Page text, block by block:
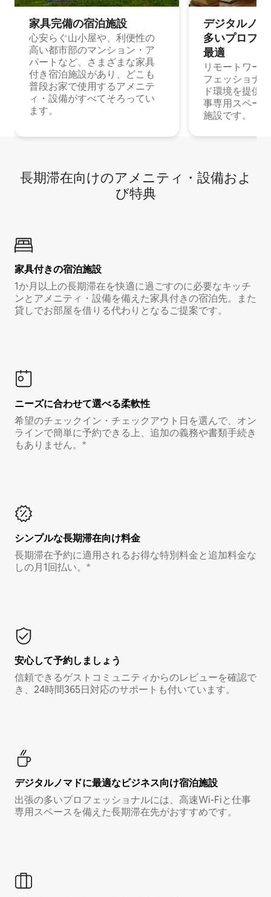
家具完備の宿⁠泊⁠施⁠設
心安らぐ山小屋や、利便性の
高い都市部のマンション・ア
パートなど、さまざまな家具
付き宿泊施設があり、どこも
普段お家で使用するアメニテ
ィ・設備がすべてそろってい
ます。
デジタルノ
多⁠いプ⁠ロ⁠フ⁠
最⁠適
リモートワー
フェッショナ
ド環境を提供
事専用スペー
施設です。
長期滞在向け⁠のア⁠メ⁠ニ⁠テ⁠ィ⁠・設⁠備⁠およ
び特⁠典
家具付き⁠の宿⁠泊⁠施⁠設
1か月以上の長期滞在を快適に過ごすのに必要なキッチ
ンとアメニティ・設備を備えた家具付きの宿泊先。また
貸しでお部屋を借りる代わりとなるご提案です。
ニーズに合わせて選べる柔軟性
希望のチェックイン・チェックアウト日を選んで、オン
ラインで簡単に予約できる上、追加の義務や書類手続き
もありません。*
シンプルな長期滞在向け料金
長期滞在予約に適用されるお得な特別料金と追加料金な
しの月1回払い。*
安心して予約しましょう
信頼できるゲストコミュニティからのレビューを確認で
き、24時間365日対応のサポートも付いています。
デジタルノマド⁠に最⁠適⁠なビ⁠ジ⁠ネ⁠ス⁠向⁠け宿⁠泊⁠施⁠設
出張の多いプロフェッショナルには、高速Wi-Fiと仕事
専用スペースを備えた長期滞在先がおすすめです。